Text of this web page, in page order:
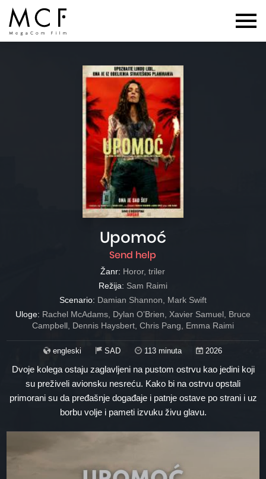
Upomoć
Send help
Žanr: Horor, triler
Režija: Sam Raimi
Scenario: Damian Shannon, Mark Swift
Uloge: Rachel McAdams, Dylan O’Brien, Xavier Samuel, Bruce
Campbell, Dennis Haysbert, Chris Pang, Emma Raimi
engleski SAD 113 minuta 2026
Dvoje kolega ostaju zaglavljeni na pustom ostrvu kao jedini koji
su preživeli avionsku nesreću. Kako bi na ostrvu opstali
primorani su da pređašnje događaje i patnje ostave po strani i uz
borbu volje i pameti izvuku živu glavu.